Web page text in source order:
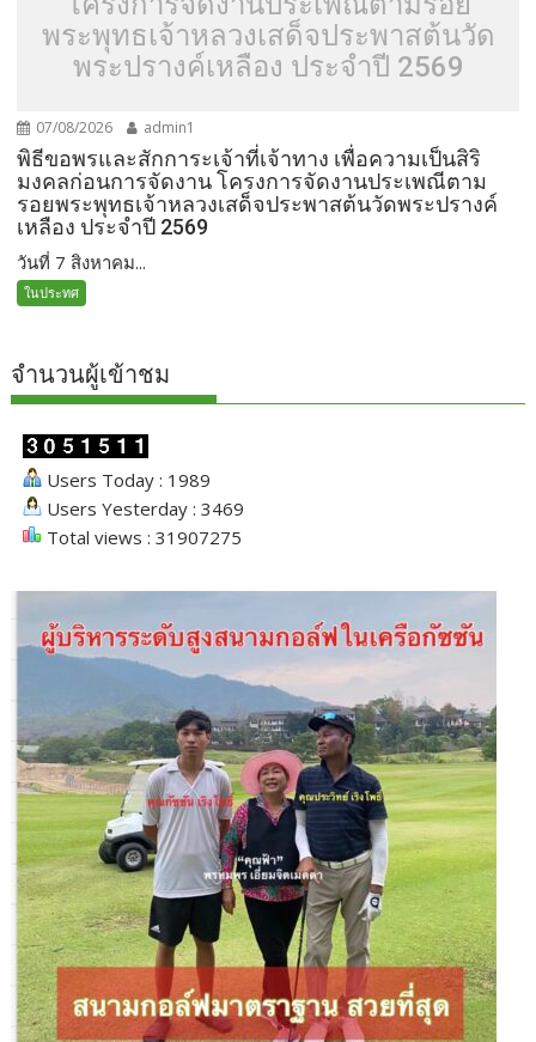
พระพุทธเจ้าหลวงเสด็จประพาสต้นวัด
พระปรางค์เหลือง ประจำปี 2569
07/08/2026 admin1
พิธีขอพรและสักการะเจ้าที่เจ้าทาง เพื่อความเป็นสิริ
มงคลก่อนการจัดงาน โครงการจัดงานประเพณีตาม
รอยพระพุทธเจ้าหลวงเสด็จประพาสต้นวัดพระปรางค์
เหลือง ประจำปี 2569
วันที่ 7 สิงหาคม...
ในประทศ
จำนวนผู้เข้าชม
Users Today : 1989
Users Yesterday : 3469
Total views : 31907275